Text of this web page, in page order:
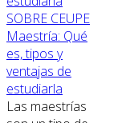
SOBRE CEUPE
Maestría: Qué
es, tipos y
ventajas de
estudiarla
Las maestrías